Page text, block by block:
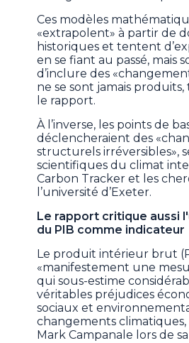
Ces modèles
«extrapolent» à partir de
historiques et tentent
en se fiant au passé, mais
d’inclure des
ne se sont jamais
le rapport.
À l’inverse, les points de
déclencheraient des
structurels irréversibles»,
scientifiques du climat
Carbon Tracker et les
l’université d’Exeter.
Le rapport critique aussi
du PIB comme indicateur
Le produit intérieur brut
«manifestement une
qui sous-estime
véritables préjudices
sociaux et
changements
Mark Campanale lors de